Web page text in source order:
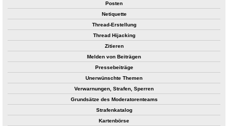
Posten
Netiquette
Thread-Erstellung
Thread Hijacking
Zitieren
Melden von Beiträgen
Pressebeiträge
Unerwünschte Themen
Verwarnungen, Strafen, Sperren
Grundsätze des Moderatorenteams
Strafenkatalog
Kartenbörse